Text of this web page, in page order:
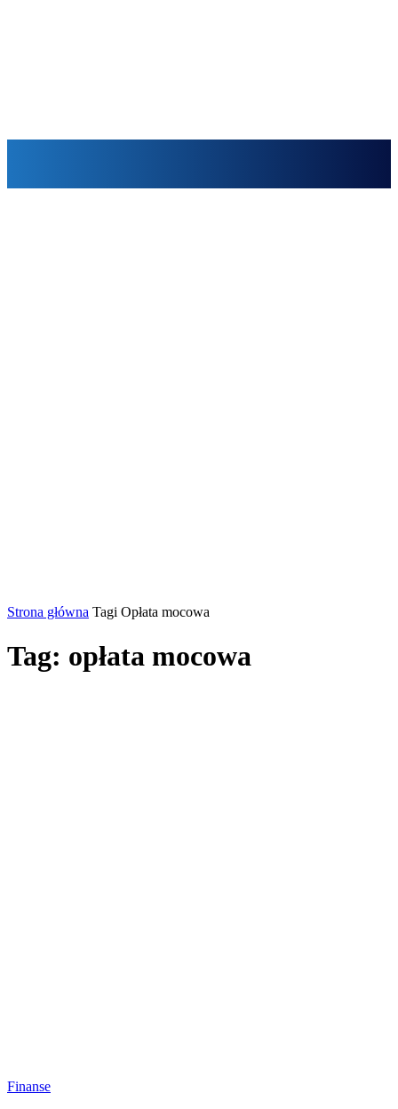
Strona główna Tagi Opłata mocowa
Tag: opłata mocowa
Finanse